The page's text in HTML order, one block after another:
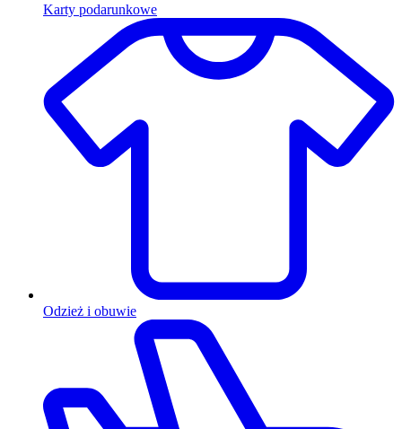
Karty podarunkowe
Odzież i obuwie